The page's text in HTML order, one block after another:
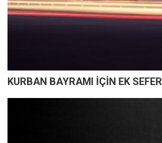
KURBAN BAYRAMI İÇİN EK SEFER